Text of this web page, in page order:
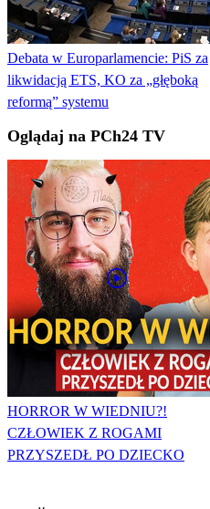
Debata w Europarlamencie: PiS za
likwidacją ETS, KO za „głęboką
reformą” systemu
Oglądaj na PCh24 TV
HORROR W WIEDNIU?!
CZŁOWIEK Z ROGAMI
PRZYSZEDŁ PO DZIECKO